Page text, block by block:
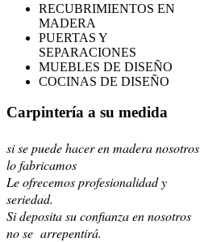
RECUBRIMIENTOS EN
MADERA
PUERTAS Y
SEPARACIONES
MUEBLES DE DISEÑO
COCINAS DE DISEÑO
Carpintería a su medida
si se puede hacer en madera nosotros
lo fabricamos
Le ofrecemos profesionalidad y
seriedad.
Si deposita su confianza en nosotros
no se arrepentirá.